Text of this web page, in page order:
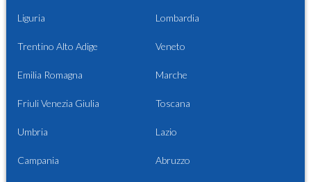
Liguria Lombardia
Trentino Alto Adige Veneto
Emilia Romagna Marche
Friuli Venezia Giulia Toscana
Umbria Lazio
Campania Abruzzo